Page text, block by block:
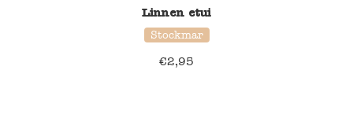
Linnen etui
Stockmar
€2,95